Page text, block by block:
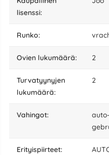
lisenssi:
runko:
ovien lukumäärä: 2
turvatyynyjen
lukumäärä:
2
vahingot:
erityispiirteet: